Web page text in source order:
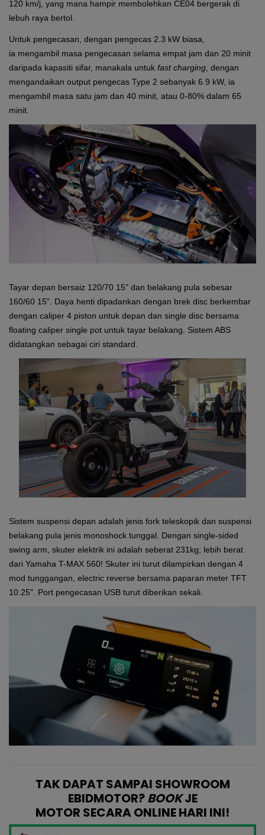
120 km/j, yang mana hampir membolehkan CE04 bergerak di
lebuh raya bertol.
Untuk pengecasan, dengan pengecas 2.3 kW biasa,
ia mengambil masa pengecasan selama empat jam dan 20 minit
daripada kapasiti sifar, manakala untuk fast charging , dengan
mengandaikan output pengecas Type 2 sebanyak 6.9 kW, ia
mengambil masa satu jam dan 40 minit, atau 0-80% dalam 65
minit.
Tayar depan bersaiz 120/70 15" dan belakang pula sebesar
160/60 15". Daya henti dipadankan dengan brek disc berkembar
dengan caliper 4 piston untuk depan dan single disc bersama
floating caliper single pot untuk tayar belakang. Sistem ABS
didatangkan sebagai ciri standard.
Sistem suspensi depan adalah jenis fork teleskopik dan suspensi
belakang pula jenis monoshock tunggal. Dengan single-sided
swing arm, skuter elektrik ini adalah seberat 231kg; lebih berat
dari Yamaha T-MAX 560! Skuter ini turut dilampirkan dengan 4
mod tunggangan, electric reverse bersama paparan meter TFT
10.25". Port pengecasan USB turut diberikan sekali.
TAK DAPAT SAMPAI SHOWROOM
EBIDMOTOR?BOOKJE
MOTOR SECARA ONLINE HARI INI!